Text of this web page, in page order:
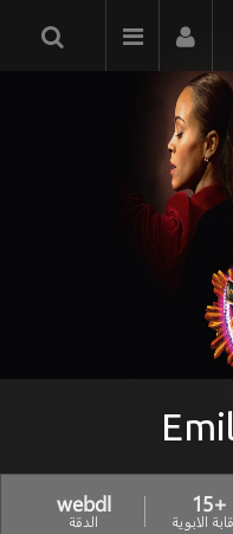
+15
الابوية
webdl
الدقة